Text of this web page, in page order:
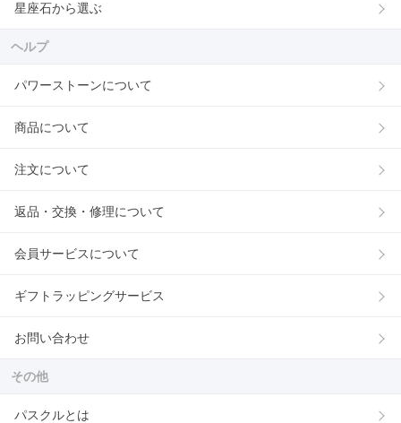
星座石から選ぶ
ヘルプ
パワーストーンについて
商品について
注文について
返品・交換・修理について
会員サービスについて
ギフトラッピングサービス
お問い合わせ
その他
パスクルとは